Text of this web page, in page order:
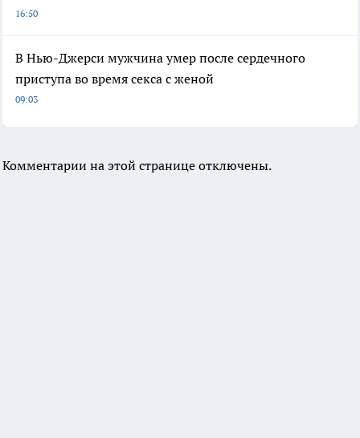
16:50
В Нью-Джерси мужчина умер после сердечного
приступа во время секса с женой
09:03
Комментарии на этой странице отключены.